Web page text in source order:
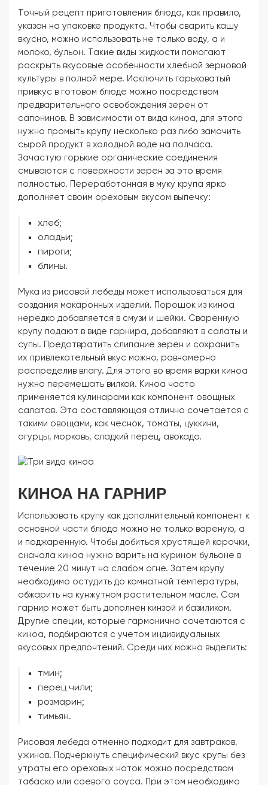
Точный рецепт приготовления блюда, как правило,
указан на упаковке продукта. Чтобы сварить кашу
вкусно, можно использовать не только воду, а и
молоко, бульон. Такие виды жидкости помогают
раскрыть вкусовые особенности хлебной зерновой
культуры в полной мере. Исключить горьковатый
привкус в готовом блюде можно посредством
предварительного освобождения зерен от
сапонинов. В зависимости от вида киноа, для этого
нужно промыть крупу несколько раз либо замочить
сырой продукт в холодной воде на полчаса.
Зачастую горькие органические соединения
смываются с поверхности зерен за это время
полностью. Переработанная в муку крупа ярко
дополняет своим ореховым вкусом выпечку:
хлеб;
оладьи;
пироги;
блины.
Мука из рисовой лебеды может использоваться для
создания макаронных изделий. Порошок из киноа
нередко добавляется в смузи и шейки. Сваренную
крупу подают в виде гарнира, добавляют в салаты и
супы. Предотвратить слипание зерен и сохранить
их привлекательный вкус можно, равномерно
распределив влагу. Для этого во время варки киноа
нужно перемешать вилкой. Киноа часто
применяется кулинарами как компонент овощных
салатов. Эта составляющая отлично сочетается с
такими овощами, как чеснок, томаты, цуккини,
огурцы, морковь, сладкий перец, авокадо.
КИНОА НА ГАРНИР
Использовать крупу как дополнительный компонент к
основной части блюда можно не только вареную, а
и поджаренную. Чтобы добиться хрустящей корочки,
сначала киноа нужно варить на курином бульоне в
течение 20 минут на слабом огне. Затем крупу
необходимо остудить до комнатной температуры,
обжарить на кунжутном растительном масле. Сам
гарнир может быть дополнен кинзой и базиликом.
Другие специи, которые гармонично сочетаются с
киноа, подбираются с учетом индивидуальных
вкусовых предпочтений. Среди них можно выделить:
тмин;
перец чили;
розмарин;
тимьян.
Рисовая лебеда отменно подходит для завтраков,
ужинов. Подчеркнуть специфический вкус крупы без
утраты его ореховых ноток можно посредством
табаско или соевого соуса. При этом необходимо